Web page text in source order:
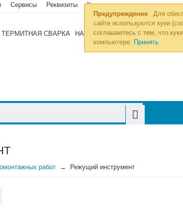
Предупреждение
Для
сайте используются куки
соглашаетесь с тем, что
компьютере: Принять
Сервисы Реквизиты Контакты
ТЕРМИТНАЯ СВАРКА НАБОРЫ ИНСТРУМЕНТОВ »
работ Режущий инструмент